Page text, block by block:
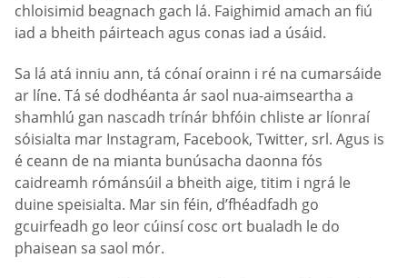
chloisimid beagnach gach lá. Faighimid amach an fiú
iad a bheith páirteach agus conas iad a úsáid.
Sa lá atá inniu ann, tá cónaí orainn i ré na cumarsáide
ar líne. Tá sé dodhéanta ár saol nua-aimseartha a
shamhlú gan nascadh trínár bhfóin chliste ar líonraí
sóisialta mar Instagram, Facebook, Twitter, srl. Agus is
é ceann de na mianta bunúsacha daonna fós
caidreamh rómánsúil a bheith aige, titim i ngrá le
duine speisialta. Mar sin féin, d’fhéadfadh go
gcuirfeadh go leor cúinsí cosc ort bualadh le do
phaisean sa saol mór.